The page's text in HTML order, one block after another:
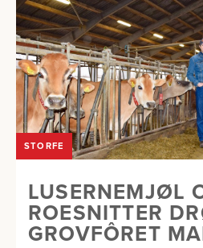
STORFE
LUSERNEMJØL
ROESNITTER
GROVFÔRET